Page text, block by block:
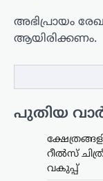
അഭിപ്രായം
ആയിരിക്കണം.
പുതിയ
റീൽസ്
വകുപ്പ്